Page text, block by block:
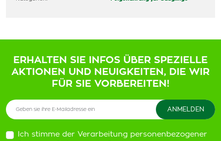
ERHALTEN SIE INFOS ÜBER SPEZIELLE
AKTIONEN UND NEUIGKEITEN, DIE WIR
FÜR SIE VORBEREITEN!
Ich stimme der Verarbeitung personenbezogener